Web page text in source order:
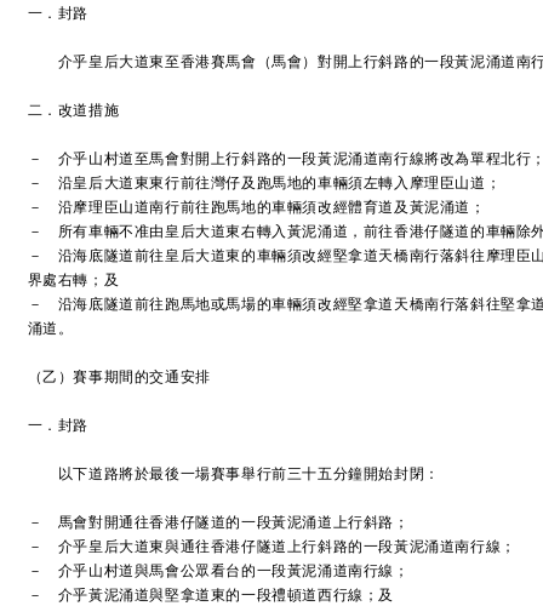
一．封路
介乎皇后大道東至香港賽馬會（馬會）對開上行斜路的一段黃泥涌道南
二．改道措施
－ 介乎山村道至馬會對開上行斜路的一段黃泥涌道南行線將改為單程北行
－ 沿皇后大道東東行前往灣仔及跑馬地的車輛須左轉入摩理臣山道；
－ 沿摩理臣山道南行前往跑馬地的車輛須改經體育道及黃泥涌道；
－ 所有車輛不准由皇后大道東右轉入黃泥涌道，前往香港仔隧道的車輛除
－ 沿海底隧道前往皇后大道東的車輛須改經堅拿道天橋南行落斜往摩理臣
界處右轉；及
－ 沿海底隧道前往跑馬地或馬場的車輛須改經堅拿道天橋南行落斜往堅拿
涌道。
（乙）賽事期間的交通安排
一．封路
以下道路將於最後一場賽事舉行前三十五分鐘開始封閉：
－ 馬會對開通往香港仔隧道的一段黃泥涌道上行斜路；
－ 介乎皇后大道東與通往香港仔隧道上行斜路的一段黃泥涌道南行線；
－ 介乎山村道與馬會公眾看台的一段黃泥涌道南行線；
－ 介乎黃泥涌道與堅拿道東的一段禮頓道西行線；及